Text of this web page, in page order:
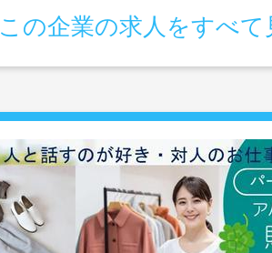
この企業の求人をすべて